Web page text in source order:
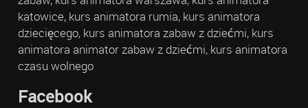
katowice, kurs animatora rumia, kurs animatora
dziecięcego, kurs animatora zabaw z dziećmi, kurs
animatora animator zabaw z dziećmi, kurs animatora
czasu wolnego
Facebook